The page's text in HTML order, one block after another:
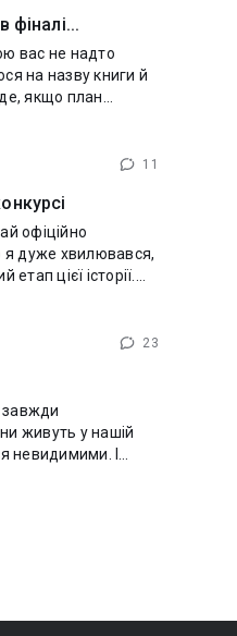
фіналі...
вас не надто
на назву книги й
якщо план
11
я дуже хвилювався,
цієї історії.
23
завжди
живуть у нашій
невидимими. І